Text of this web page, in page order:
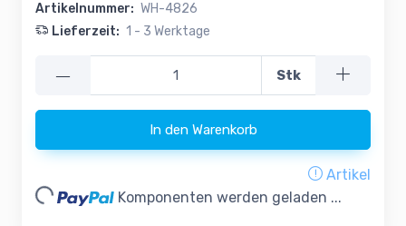
Artikelnummer: WH-4826
Lieferzeit: 1 - 3 Werktage
— Stk
In den Warenkorb
Artikel
Komponenten werden geladen ...